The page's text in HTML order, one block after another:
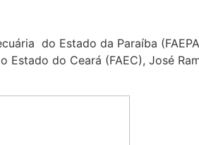
do Estado da Paraíba
do Ceará (FAEC), José